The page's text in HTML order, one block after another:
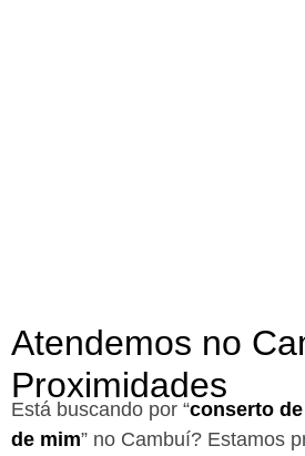
Atendemos no
Proximidades
Está buscando por “conserto
de mim” no Cambuí? Estamos